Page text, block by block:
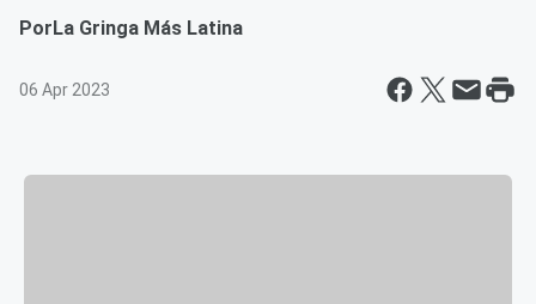
PorLa Gringa Más Latina
06 Apr 2023